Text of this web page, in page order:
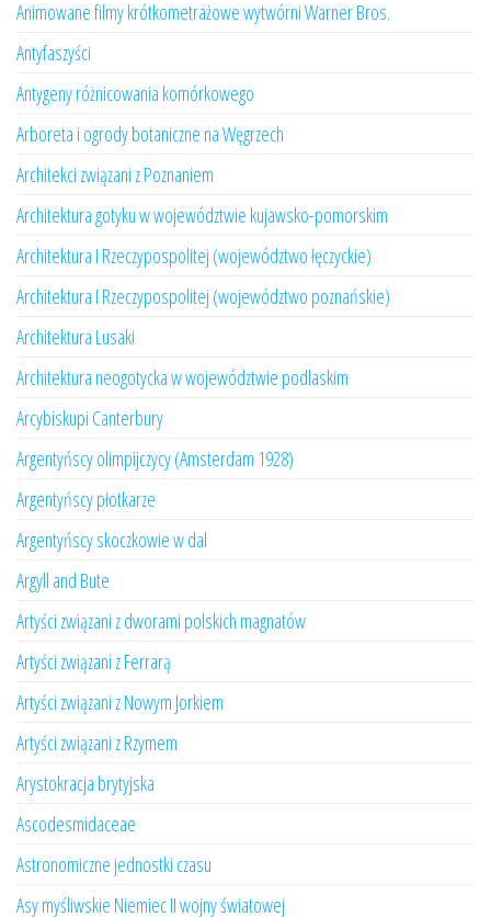
Animowane filmy krótkometrażowe wytwórni Warner Bros.
Antyfaszyści
Antygeny różnicowania komórkowego
Arboreta i ogrody botaniczne na Węgrzech
Architekci związani z Poznaniem
Architektura gotyku w województwie kujawsko-pomorskim
Architektura I Rzeczypospolitej (województwo łęczyckie)
Architektura I Rzeczypospolitej (województwo poznańskie)
Architektura Lusaki
Architektura neogotycka w województwie podlaskim
Arcybiskupi Canterbury
Argentyńscy olimpijczycy (Amsterdam 1928)
Argentyńscy płotkarze
Argentyńscy skoczkowie w dal
Argyll and Bute
Artyści związani z dworami polskich magnatów
Artyści związani z Ferrarą
Artyści związani z Nowym Jorkiem
Artyści związani z Rzymem
Arystokracja brytyjska
Ascodesmidaceae
Astronomiczne jednostki czasu
Asy myśliwskie Niemiec II wojny światowej